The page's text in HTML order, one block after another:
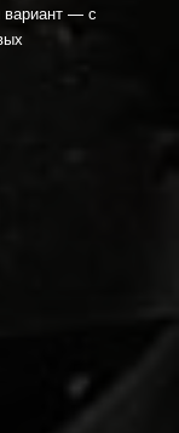
вариант — с